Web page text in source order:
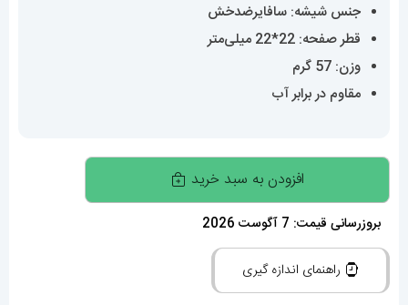
جنس شیشه: سافایرضدخش
قطر صفحه: 22*22 میلی‌متر
وزن: 57 گرم
مقاوم در برابر آب
ساعت
کارتیه
زنانه
مدل
افزودن به سبد خرید
بروزرسانی قیمت: 7 آگوست 2026
راهنمای اندازه گیری